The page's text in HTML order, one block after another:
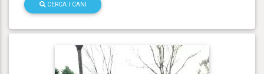
CERCA I CANI